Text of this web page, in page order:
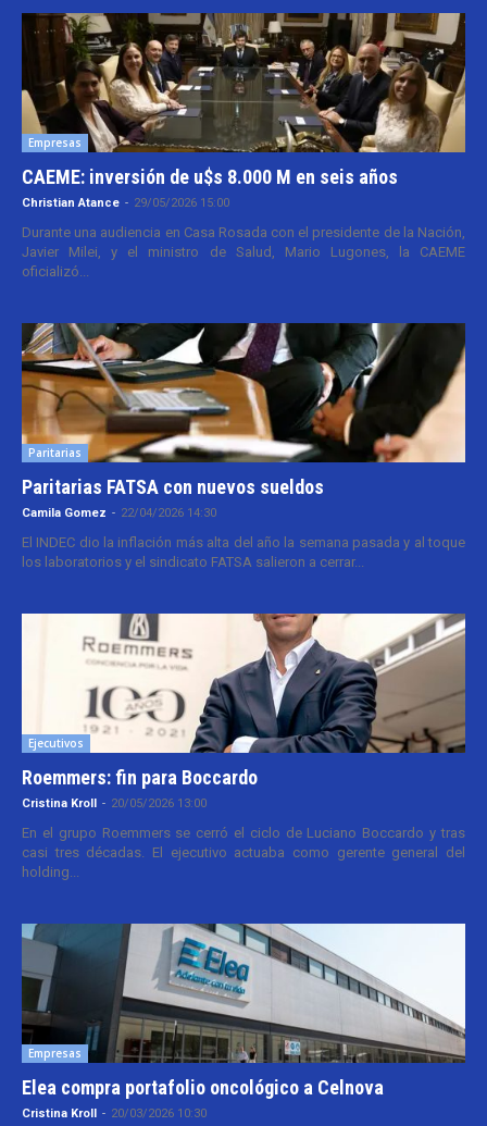
Empresas
CAEME: inversión de u$s 8.000 M en seis años
Christian Atance - 29/05/2026 15:00
Durante una audiencia en Casa Rosada con el presidente de la Nación,
Javier Milei, y el ministro de Salud, Mario Lugones, la CAEME
oficializó...
Paritarias
Paritarias FATSA con nuevos sueldos
Camila Gomez - 22/04/2026 14:30
El INDEC dio la inflación más alta del año la semana pasada y al toque
los laboratorios y el sindicato FATSA salieron a cerrar...
Ejecutivos
Roemmers: fin para Boccardo
Cristina Kroll - 20/05/2026 13:00
En el grupo Roemmers se cerró el ciclo de Luciano Boccardo y tras
casi tres décadas. El ejecutivo actuaba como gerente general del
holding...
Empresas
Elea compra portafolio oncológico a Celnova
Cristina Kroll - 20/03/2026 10:30